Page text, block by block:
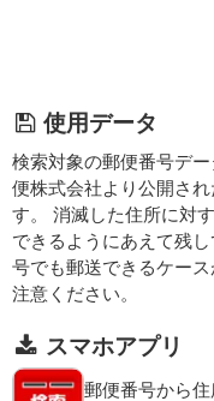
使用データ
検索対象の郵便番号デ
便株式会社より公開さ
す。 消滅した住所に対
できるようにあえて残
号でも郵送できるケー
注意ください。
スマホアプリ
郵便番号から